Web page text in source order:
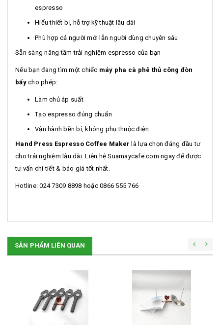
espresso
Hiểu thiết bị, hỗ trợ kỹ thuật lâu dài
Phù hợp cả người mới lẫn người dùng chuyên sâu
Sẵn sàng nâng tầm trải nghiệm espresso của bạn
Nếu bạn đang tìm một chiếc máy pha cà phê thủ công đòn
bẩycho phép:
Làm chủ áp suất
Tạo espresso đúng chuẩn
Vận hành bền bỉ, không phụ thuộc điện
Hand Press Espresso Coffee Maker là lựa chọn đáng đầu tư
cho trải nghiệm lâu dài. Liên hệ Suamaycafe.com ngay để được
tư vấn chi tiết & báo giá tốt nhất.
Hotline: 024 7309 8898 hoặc 0866 555 766
SẢN PHẨM LIÊN QUAN